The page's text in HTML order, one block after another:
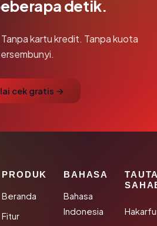
detik.
kartu kredit. Tanpa kuota
cek gratis →
PRODUK
Beranda
Fitur
BAHASA
Bahasa
Indonesia